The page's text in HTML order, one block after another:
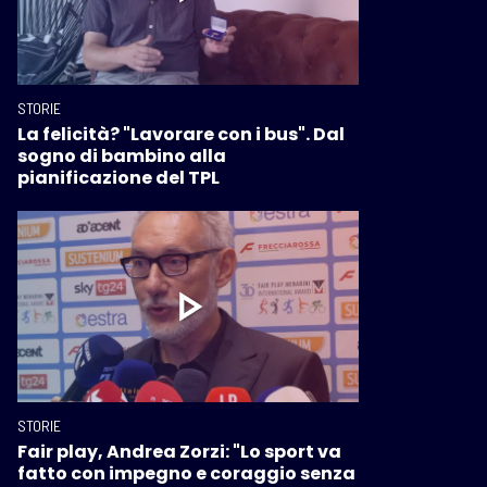
STORIE
La felicità? "Lavorare con i bus". Dal
sogno di bambino alla
pianificazione del TPL
STORIE
Fair play, Andrea Zorzi: "Lo sport va
fatto con impegno e coraggio senza